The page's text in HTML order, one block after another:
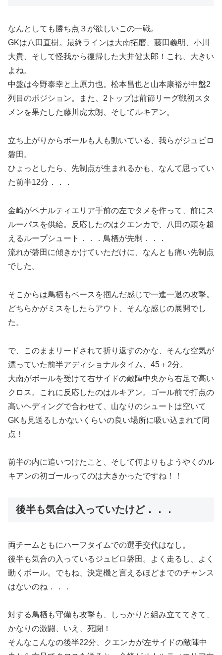
なんとしても勝ち点３が欲しいこの一戦。
GKは八田直樹。最終ラインは大南拓磨、藤田義明、小川
大貴、そして怪我から復帰した大井健太郎！これ、大きい
よね。
中盤は今野泰幸と上原力也。松本昌也と山本康裕が中盤2
列目のポジション。また、2トップは前節リーグ戦初スタ
メンを果たした藤川虎太朗、そしてルキアン。
立ち上がりからボールも人も動いている、我らがジュビロ
磐田。
ひょっとしたら、先制点が生まれるかも、なんて思ってい
た前半12分．．．
金崎がペナルティエリア手前の左でタメを作って、前にス
ルーパスを供給。反応したのはクエンカで、八田の頭を超
えるループシュート．．．鳥栖が先制．．．
流れが磐田に傾きかけていただけに、なんとも痛い先制点
でした。
そこからは鳥栖もペースを掴んだ感じで一進一退の攻撃。
どちらかがミスをしたらアウト、そんな感じの展開でし
た。
で、このままリードされて折り返すのかな、そんな空気が
漂っていた前半アディショナルタイム、45＋2分。
大南がボールを受けて右サイドの敵陣中央から右足で高い
クロス。これに反応したのはルキアン。ゴール前で打点の
高いヘディングで合わせて、山なりのシュートは空いて
GKも見送るしかないくらいの良い場所に吸い込まれて同
点！
前半の内に追いつけたこと、そして何よりもようやくのル
キアンの初ゴールってのは大きかったですね！！
後半も気合は入っていたけど．．．
両チームともにハーフタイムでの選手交代はなし。
後半も気合の入っているジュビロ磐田。よく走るし、よく
動くボール。でもね、決定機と言えるほどまでのチャンス
はないのね．．．
対する鳥栖も守備も攻撃も、しっかりと組み立ててきて、
かなりの激闘、いえ、死闘！
そんなこんなの後半22分、クエンカが左サイドの敵陣中